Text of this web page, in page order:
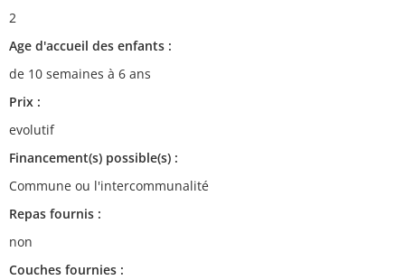
2
Age d'accueil des enfants :
de 10 semaines à 6 ans
Prix :
evolutif
Financement(s) possible(s) :
Commune ou l'intercommunalité
Repas fournis :
non
Couches fournies :